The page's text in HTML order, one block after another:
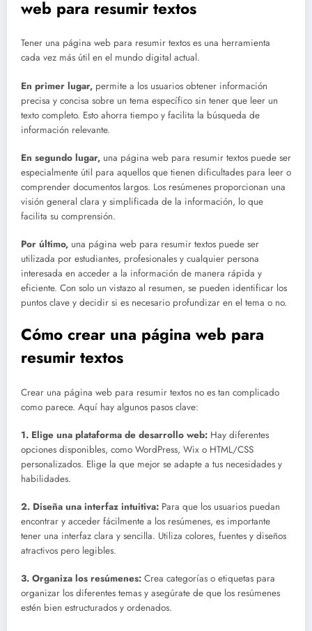
web para resumir textos
Tener una página web para resumir textos es una herramienta
cada vez más útil en el mundo digital actual.
En primer lugar, permite a los usuarios obtener información
precisa y concisa sobre un tema específico sin tener que leer un
texto completo. Esto ahorra tiempo y facilita la búsqueda de
información relevante.
En segundo lugar, una página web para resumir textos puede ser
especialmente útil para aquellos que tienen dificultades para leer o
comprender documentos largos. Los resúmenes proporcionan una
visión general clara y simplificada de la información, lo que
facilita su comprensión.
Por último, una página web para resumir textos puede ser
utilizada por estudiantes, profesionales y cualquier persona
interesada en acceder a la información de manera rápida y
eficiente. Con solo un vistazo al resumen, se pueden identificar los
puntos clave y decidir si es necesario profundizar en el tema o no.
Cómo crear una página web para
resumir textos
Crear una página web para resumir textos no es tan complicado
como parece. Aquí hay algunos pasos clave:
1. Elige una plataforma de desarrollo web: Hay diferentes
opciones disponibles, como WordPress, Wix o HTML/CSS
personalizados. Elige la que mejor se adapte a tus necesidades y
habilidades.
2. Diseña una interfaz intuitiva: Para que los usuarios puedan
encontrar y acceder fácilmente a los resúmenes, es importante
tener una interfaz clara y sencilla. Utiliza colores, fuentes y diseños
atractivos pero legibles.
3. Organiza los resúmenes: Crea categorías o etiquetas para
organizar los diferentes temas y asegúrate de que los resúmenes
estén bien estructurados y ordenados.